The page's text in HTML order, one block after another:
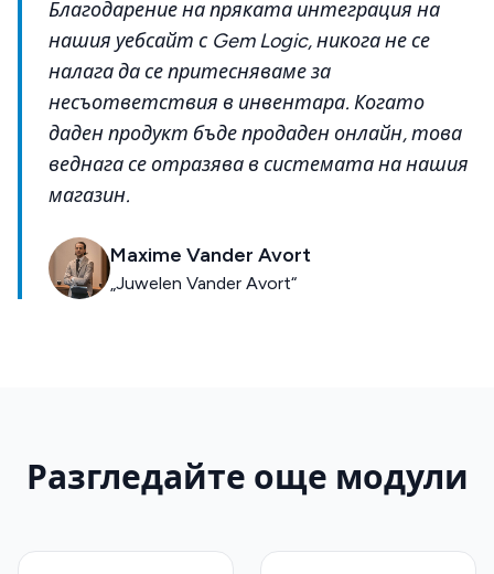
Благодарение на пряката интеграция на
нашия уебсайт с Gem Logic, никога не се
налага да се притесняваме за
несъответствия в инвентара. Когато
даден продукт бъде продаден онлайн, това
веднага се отразява в системата на нашия
магазин.
Maxime Vander Avort
„Juwelen Vander Avort“
Разгледайте още модули